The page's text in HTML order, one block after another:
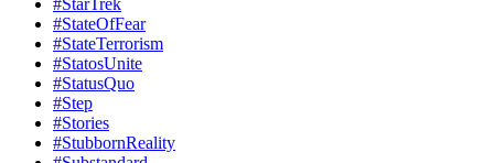
#StarTrek
#StateOfFear
#StateTerrorism
#StatosUnite
#StatusQuo
#Step
#Stories
#StubbornReality